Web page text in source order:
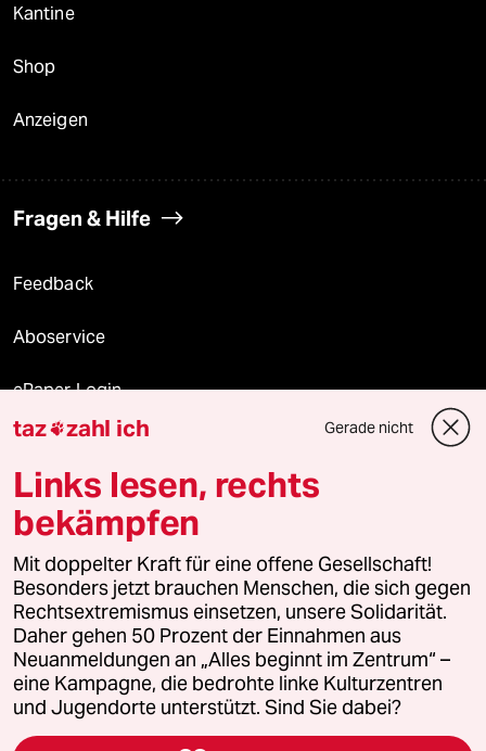
Kantine
Shop
Anzeigen
Fragen & Hilfe
Feedback
Aboservice
ePaper Login
Downloads für Abonnierende
© 2026 taz Verlags und Vertriebs GmbH
Alle Rechte vorbehalten. Bei rechtlichen Fragen oder für Genehmigungen
wenden Sie sich bitte an lizenzen@taz.de
Feedback Redaktionsstatut Kommune-Richtlinien
Leitlinie Informant Datenschutz Impressum AGB
taz zahl ich Gerade nicht
Links lesen, rechts
bekämpfen
Mit doppelter Kraft für eine offene Gesellschaft!
Besonders jetzt brauchen Menschen, die sich gegen
Rechtsextremismus einsetzen, unsere Solidarität.
Daher gehen 50 Prozent der Einnahmen aus
Neuanmeldungen an „Alles beginnt im Zentrum“ –
eine Kampagne, die bedrohte linke Kulturzentren
und Jugendorte unterstützt. Sind Sie dabei?